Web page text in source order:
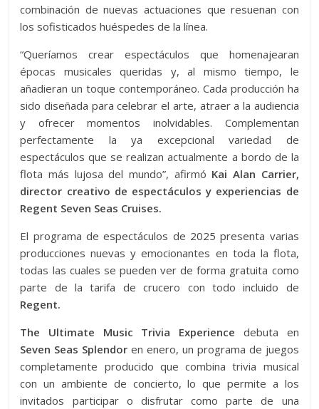
combinación de nuevas actuaciones que resuenan con
los sofisticados huéspedes de la línea.
“Queríamos crear espectáculos que homenajearan
épocas musicales queridas y, al mismo tiempo, le
añadieran un toque contemporáneo. Cada producción ha
sido diseñada para celebrar el arte, atraer a la audiencia
y ofrecer momentos inolvidables. Complementan
perfectamente la ya excepcional variedad de
espectáculos que se realizan actualmente a bordo de la
flota más lujosa del mundo”, afirmó Kai Alan Carrier,
director creativo de espectáculos y experiencias de
Regent Seven Seas Cruises.
El programa de espectáculos de 2025 presenta varias
producciones nuevas y emocionantes en toda la flota,
todas las cuales se pueden ver de forma gratuita como
parte de la tarifa de crucero con todo incluido de
Regent.
The Ultimate Music Trivia Experience debuta en
Seven Seas Splendor en enero, un programa de juegos
completamente producido que combina trivia musical
con un ambiente de concierto, lo que permite a los
invitados participar o disfrutar como parte de una